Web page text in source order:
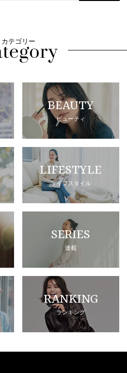
カテゴリー
BEAUTY
ビューティ
LIFESTYLE
ライフスタイル
SERIES
連載
RANKING
ランキング